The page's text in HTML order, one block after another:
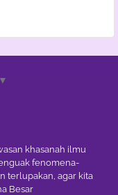
▼
khasanah ilmu
fenomena-
terlupakan, agar kita
Besar